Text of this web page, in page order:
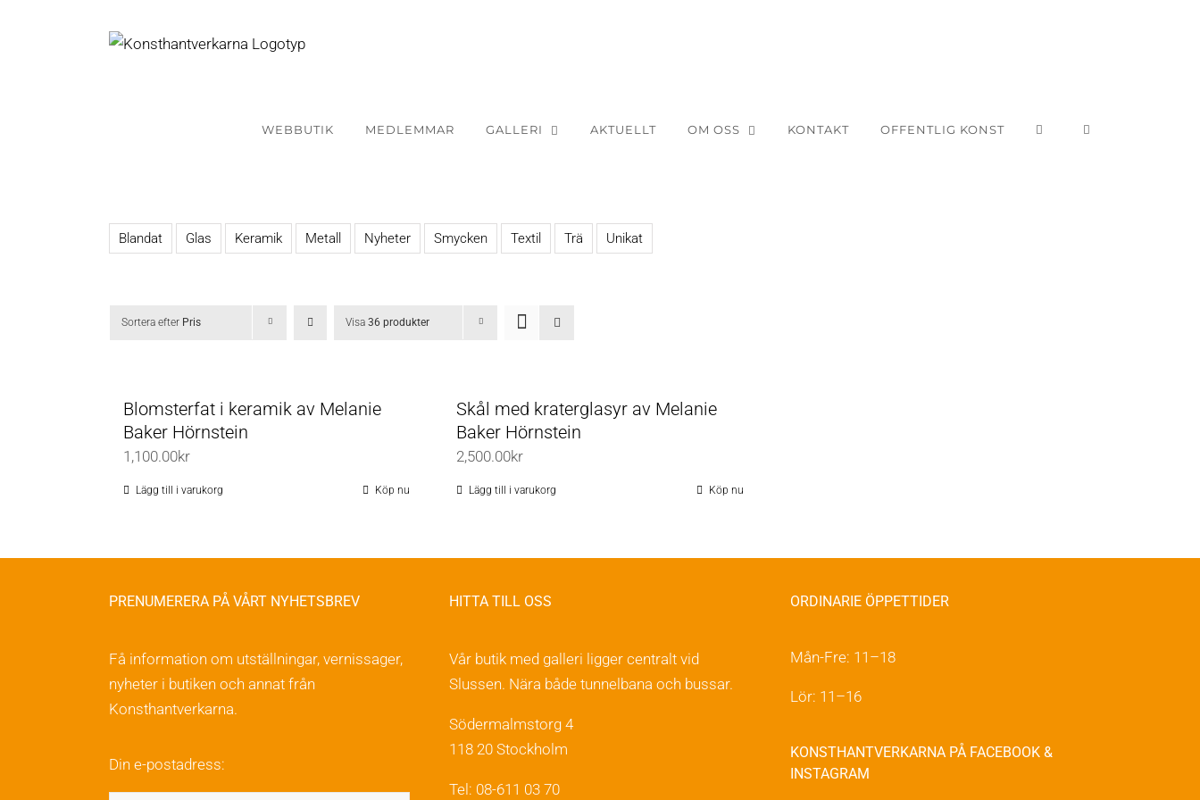
WEBBUTIK MEDLEMMAR GALLERI AKTUELLT OM OSS KONTAKT OFFENTLIG KONST
Blandat Glas Keramik Metall Nyheter Smycken Textil Trä Unikat
Sortera efter Pris Visa 36 produkter
Blomsterfat i keramik av Melanie
Baker Hörnstein
1,100.00kr
Lägg till i varukorg Köp nu
Skål med kraterglasyr av Melanie
Baker Hörnstein
2,500.00kr
Lägg till i varukorg Köp nu
PRENUMERERA PÅ VÅRT NYHETSBREV
Få information om utställningar, vernissager,
nyheter i butiken och annat från
Konsthantverkarna.
Din e-postadress:
HITTA TILL OSS
Vår butik med galleri ligger centralt vid
Slussen. Nära både tunnelbana och bussar.
Södermalmstorg 4
118 20 Stockholm
Tel: 08-611 03 70
ORDINARIE ÖPPETTIDER
Mån-Fre: 11–18
Lör: 11–16
KONSTHANTVERKARNA PÅ FACEBOOK &
INSTAGRAM